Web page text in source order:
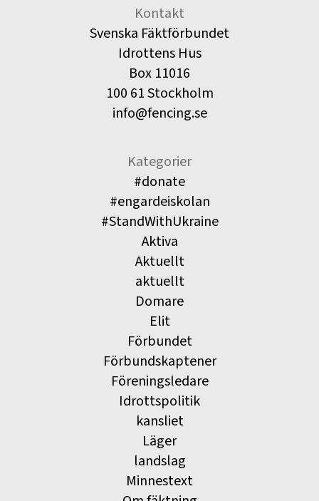
Kontakt
Svenska Fäktförbundet
Idrottens Hus
Box 11016
100 61 Stockholm
info@fencing.se
Kategorier
#donate
#engardeiskolan
#StandWithUkraine
Aktiva
Aktuellt
aktuellt
Domare
Elit
Förbundet
Förbundskaptener
Föreningsledare
Idrottspolitik
kansliet
Läger
landslag
Minnestext